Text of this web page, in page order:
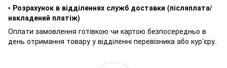
• Розрахунок в відділеннях служб доставки (післяплата/
накладений платіж)
Оплати замовлення готівкою чи картою безпосередньо в
день отримання товару у відділенні перевізника або кур’єру.